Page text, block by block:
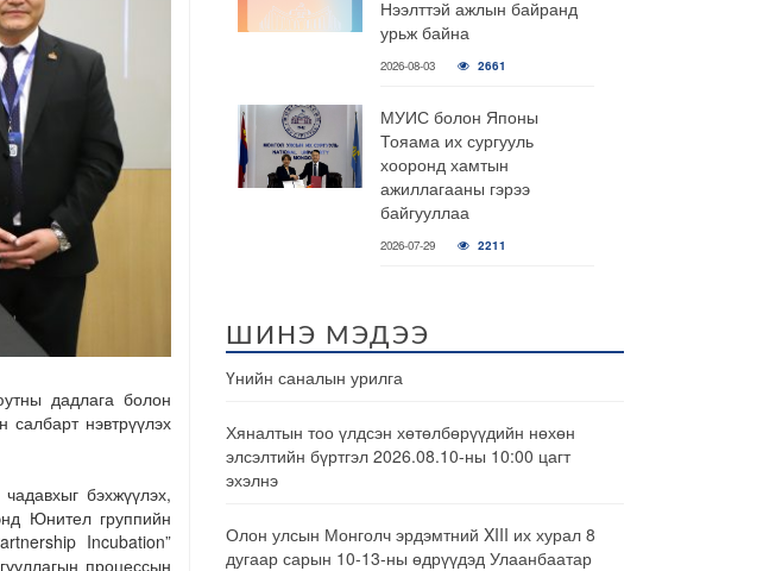
дадлага болон
салбарт нэвтрүүлэх
бэхжүүлэх,
Юнител группийн
Incubation”
процессын
Нээлттэй ажлын байранд
урьж байна
2026-08-03 2661
МУИС болон Японы
Тояама их сургууль
хооронд хамтын
ажиллагааны гэрээ
байгууллаа
2026-07-29 2211
ШИНЭ МЭДЭЭ
Үнийн саналын урилга
Хяналтын тоо үлдсэн хөтөлбөрүүдийн нөхөн
элсэлтийн бүртгэл 2026.08.10-ны 10:00 цагт
эхэлнэ
Олон улсын Монголч эрдэмтний XIII их хурал 8
дугаар сарын 10-13-ны өдрүүдэд Улаанбаатар